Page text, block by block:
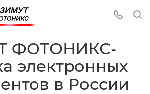
ФОТОНИКС-
электронных
в России